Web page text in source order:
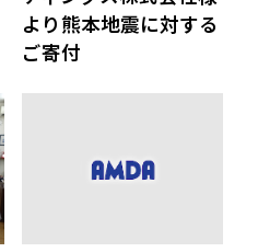
より熊本地震に対する
ご寄付